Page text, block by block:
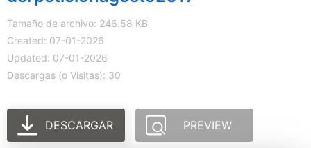
Tamaño de archivo: 246.58 KB
Created: 07-01-2026
Updated: 07-01-2026
Descargas (o Visitas): 30
DESCARGAR PREVIEW